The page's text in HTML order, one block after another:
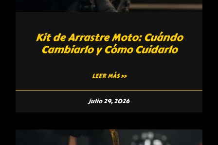
Kit de Arrastre Moto: Cuándo
Cambiarlo y Cómo Cuidarlo
LEER MÁS »
julio 29, 2026